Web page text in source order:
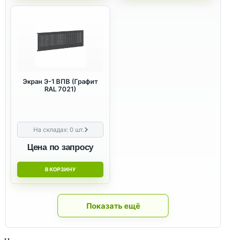
Экран Э-1 ВПВ (Графит
RAL 7021)
На складах:0 шт.
Цена по запросу
В КОРЗИНУ
Показать ещё